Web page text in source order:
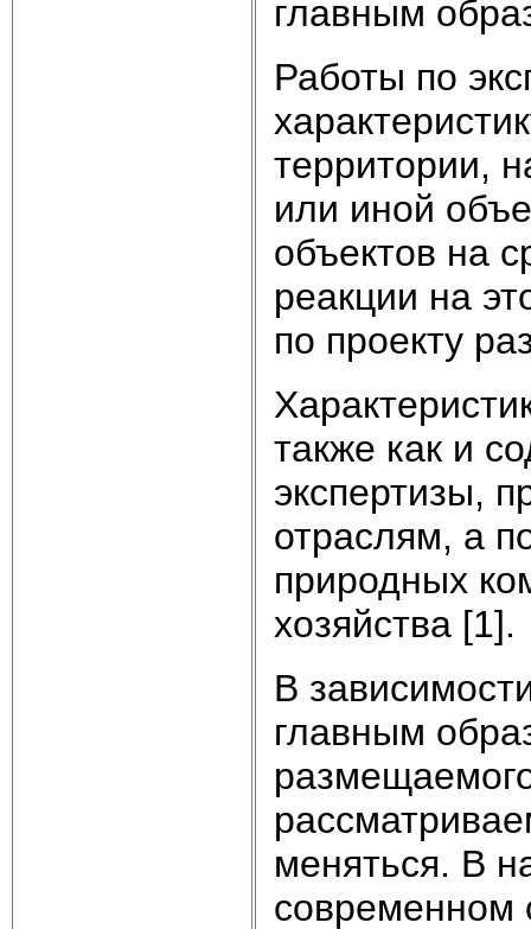
главным
Работы по
территории,
или иной
объектов на
реакции на
по проекту
также как и
экспертизы,
отраслям, а
природных
хозяйства [1].
В
главным
меняться. В
современном